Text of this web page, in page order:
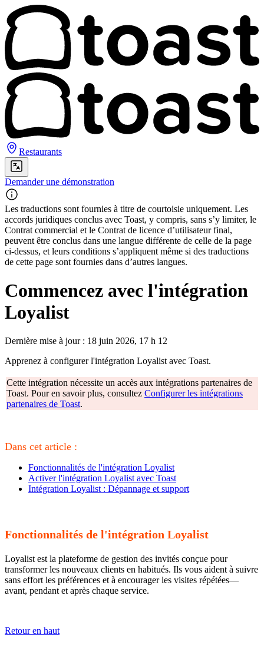
Restaurants
Demander une démonstration
Les traductions sont fournies à titre de courtoisie uniquement. Les
accords juridiques conclus avec Toast, y compris, sans s’y limiter, le
Contrat commercial et le Contrat de licence d’utilisateur final,
peuvent être conclus dans une langue différente de celle de la page
ci-dessus, et leurs conditions s’appliquent même si des traductions
de cette page sont fournies dans d’autres langues.
Commencez avec l'intégration
Loyalist
Dernière mise à jour : 18 juin 2026, 17 h 12
Apprenez à configurer l'intégration Loyalist avec Toast.
Cette intégration nécessite un accès aux intégrations partenaires de
Toast. Pour en savoir plus, consultez Configurer les intégrations
partenaires de Toast.
Dans cet article :
Fonctionnalités de l'intégration Loyalist
Activer l'intégration Loyalist avec Toast
Intégration Loyalist : Dépannage et support
Fonctionnalités de l'intégration Loyalist
Loyalist est la plateforme de gestion des invités conçue pour
transformer les nouveaux clients en habitués. Ils vous aident à suivre
sans effort les préférences et à encourager les visites répétées—
avant, pendant et après chaque service.
Retour en haut